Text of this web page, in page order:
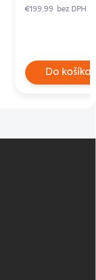
€199,99 bez DPH
Do košíka